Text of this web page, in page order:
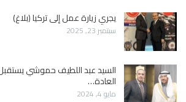
يجري زيارة عمل إلى تركيا (بلاغ)
سبتمبر 23, 2025
السيد عبد اللطيف حموشي
العادة…
مايو 4, 2024